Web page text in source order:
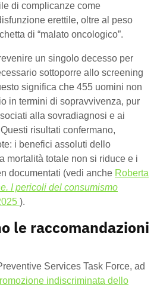
di complicanze come
erettile, oltre al peso
di “malato oncologico”.
un singolo decesso per
sottoporre allo screening
significa che 455 uomini non
in termini di sopravvivenza, pur
alla sovradiagnosi e ai
risultati confermano,
i benefici assoluti dello
mortalità totale non si riduce e i
documentati (vedi anche Roberta
I pericoli del consumismo
).
le raccomandazioni
Services Task Force, ad
indiscriminata dello